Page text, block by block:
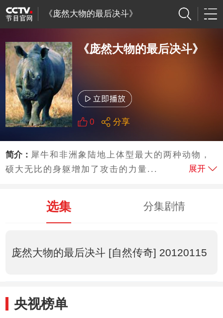
《庞然大物的最后决斗》
《庞然大物的最后决斗》
0 分享
简介： 犀牛和非洲象陆地上体型最大的两种动物，
硕大无比的身躯增加了攻击的力量...
展开
选集 分集剧情
庞然大物的最后决斗 [自然传奇] 20120115
央视榜单